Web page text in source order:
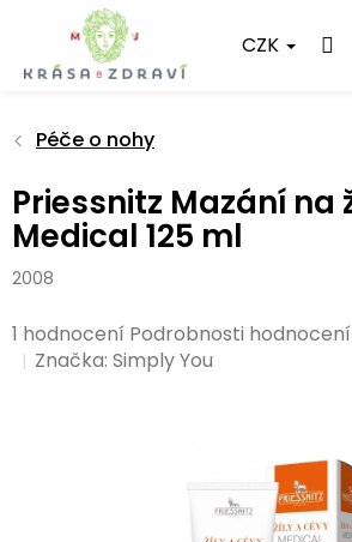
obsah
CZK
Péče o nohy
Priessnitz Mazání na
Medical 125 ml
2008
Průměrné
hodnocení
1 hodnocení Podrobnosti hodnocení
Značka:Simply You